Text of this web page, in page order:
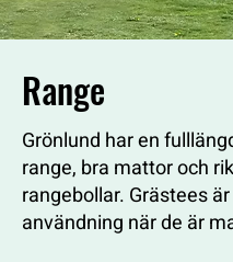
Range
Grönlund har en
range, bra mattor och
rangebollar. Grästees
användning när de är